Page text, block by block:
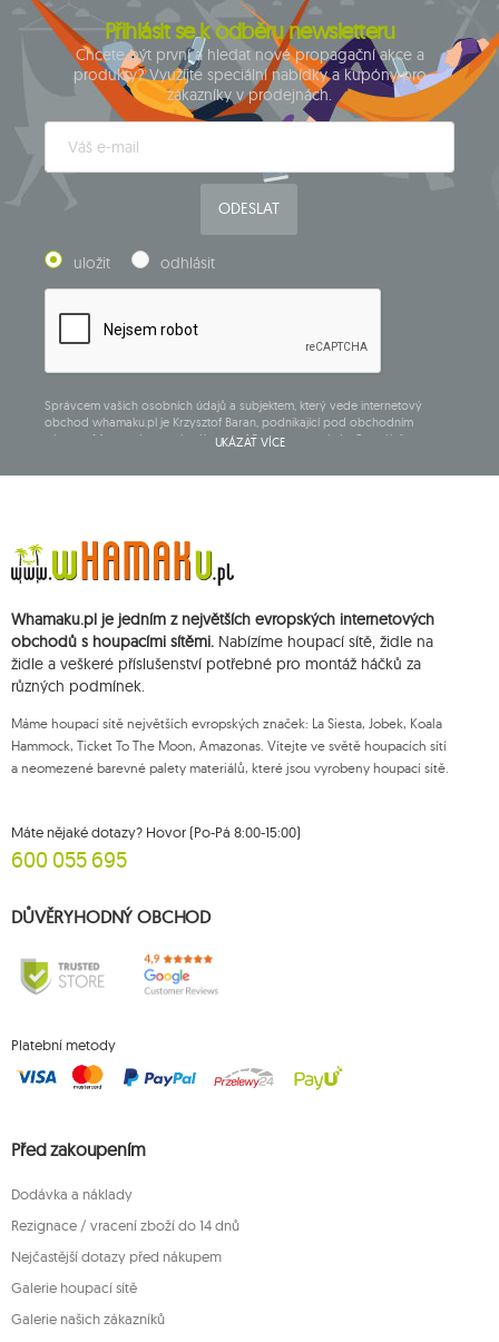
Přihlásit se k odběru newsletteru
Chcete být první a hledat nové propagační akce a
produkty? Využijte speciální nabídky a kupóny pro
zákazníky v prodejnách.
ODESLAT
uložit odhlásit
Správcem vašich osobních údajů a subjektem, který vede internetový
obchod whamaku.pl je Krzysztof Baran, podnikající pod obchodním
názvem: Mouton Interactive Krzysztof Baran zapsaný do Centrálního
doby zrušení subskripce.
Přísluší vám právo k požádání o přístup k vašim osobním údajům, jejich
opravě, odstranění, omezení zpracování, podání námitky vůči zpracování
souhlasu v libovolném momentu aniž je tím dotčena zákonnost zpracování,
které bylo provedeno na základě souhlasu před jeho zrušením. Za tímto
účelem můžete kontaktovat zákaznický servis Mouton Interactive na e-
mailové adrese nebo písemně na adrese firmy.
UKÁZAT VÍCE
Whamaku.pl je jedním z největších evropských internetových
obchodů s houpacími sítěmi. Nabízíme houpací sítě, židle na
židle a veškeré příslušenství potřebné pro montáž háčků za
různých podmínek.
Máme houpací sítě největších evropských značek: La Siesta, Jobek, Koala
Hammock, Ticket To The Moon, Amazonas. Vítejte ve světě houpacích sítí
a neomezené barevné palety materiálů, které jsou vyrobeny houpací sítě.
Máte nějaké dotazy? Hovor (Po-Pá 8:00-15:00)
600 055 695
DŮVĚRYHODNÝ OBCHOD
Platební metody
Před zakoupením
Dodávka a náklady
Rezignace / vracení zboží do 14 dnů
Nejčastější dotazy před nákupem
Galerie houpací sítě
Galerie našich zákazníků